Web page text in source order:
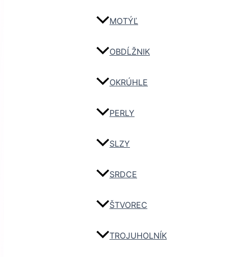
MOTÝĽ
OBDĹŽNIK
OKRÚHLE
PERLY
SLZY
SRDCE
ŠTVOREC
TROJUHOLNÍK